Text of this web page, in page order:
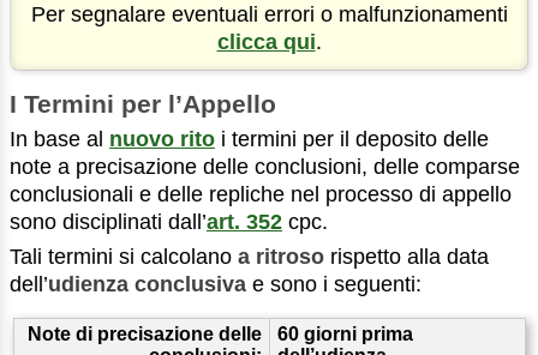
Per segnalare eventuali errori o malfunzionamenti
clicca qui.
I Termini per l’Appello
In base al nuovo rito i termini per il deposito delle
note a precisazione delle conclusioni, delle comparse
conclusionali e delle repliche nel processo di appello
sono disciplinati dall’art. 352 cpc.
Tali termini si calcolano a ritroso rispetto alla data
dell’udienza conclusiva e sono i seguenti:
Note di precisazione delle
60 giorni prima